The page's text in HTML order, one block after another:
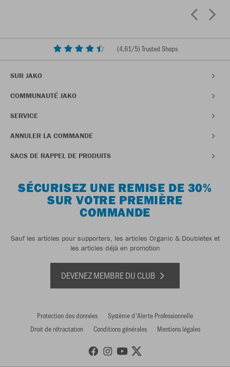
(4,61/5) Trusted Shops
SUR JAKO
COMMUNAUTÉ JAKO
SERVICE
ANNULER LA COMMANDE
SACS DE RAPPEL DE PRODUITS
SÉCURISEZ UNE REMISE DE 30%
SUR VOTRE PREMIÈRE
COMMANDE
Sauf les articles pour supporters, les articles Organic & Doubletex et
les articles déjà en promotion
DEVENEZ MEMBRE DU CLUB
Protection des données
Système d'Alerte Professionnelle
Droit de rétractation
Conditions générales Mentions légales